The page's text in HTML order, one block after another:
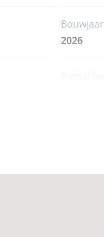
Bouwjaar
2026